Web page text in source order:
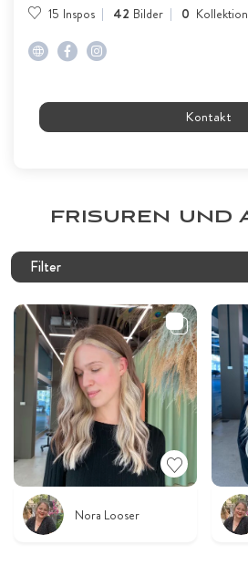
15 Inspos 42 Bilder 0
Kontakt
FRISUREN UND
Filter
Nora Looser